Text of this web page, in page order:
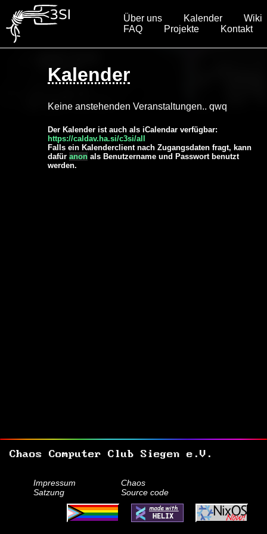
Über uns Kalender
Wiki
FAQ
Projekte Kontakt
Kalender
Keine anstehenden Veranstaltungen.. qwq
Der Kalender ist auch als iCalendar verfügbar:
https://caldav.ha.si/c3si/all
Falls ein Kalenderclient nach Zugangsdaten fragt, kann
dafür anon als Benutzername und Passwort benutzt
werden.
Chaos Computer Club Siegen e.V.
Impressum
Satzung
Chaos
Source code